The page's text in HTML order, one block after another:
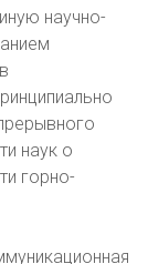
научно-
наук о
горно-